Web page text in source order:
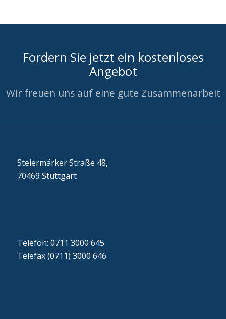
Fordern Sie jetzt ein kostenloses
Angebot
Wir freuen uns auf eine gute Zusammenarbeit
Steiermärker Straße 48,
70469 Stuttgart
Telefon: 0711 3000 645
Telefax (0711) 3000 646